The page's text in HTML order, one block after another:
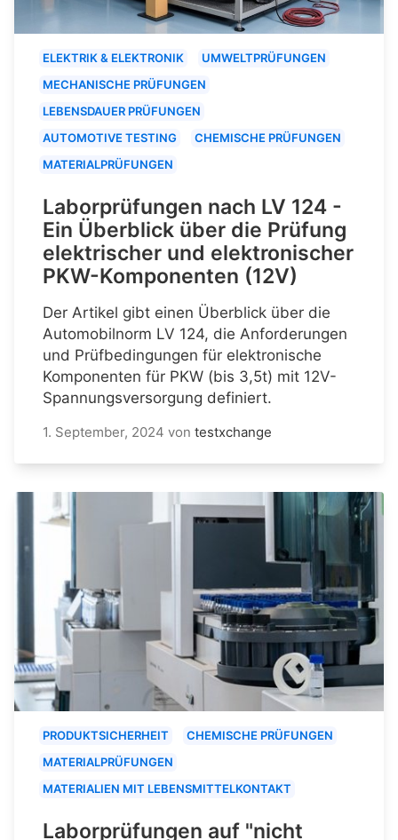
ELEKTRIK & ELEKTRONIK
UMWELTPRÜFUNGEN
MECHANISCHE PRÜFUNGEN
LEBENSDAUER PRÜFUNGEN
AUTOMOTIVE TESTING
CHEMISCHE PRÜFUNGEN
MATERIALPRÜFUNGEN
Laborprüfungen nach LV 124 -
Ein Überblick über die Prüfung
elektrischer und elektronischer
PKW-Komponenten (12V)
Der Artikel gibt einen Überblick über die
Automobilnorm LV 124, die Anforderungen
und Prüfbedingungen für elektronische
Komponenten für PKW (bis 3,5t) mit 12V-
Spannungsversorgung definiert.
1. September, 2024 von testxchange
PRODUKTSICHERHEIT
CHEMISCHE PRÜFUNGEN
MATERIALPRÜFUNGEN
MATERIALIEN MIT LEBENSMITTELKONTAKT
Laborprüfungen auf "nicht